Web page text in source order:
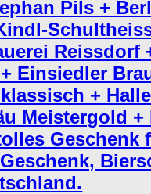
Pils +
Reissdorf
Einsiedler
+
Meistergold +
Geschenk